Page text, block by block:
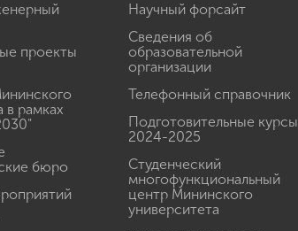
проекты
в рамках
бюро
Научный форсайт
Сведения об
образовательной
организации
Телефонный справочник
Подготовительные курсы
2024-2025
Студенческий
многофункциональный
центр Мининского
университета